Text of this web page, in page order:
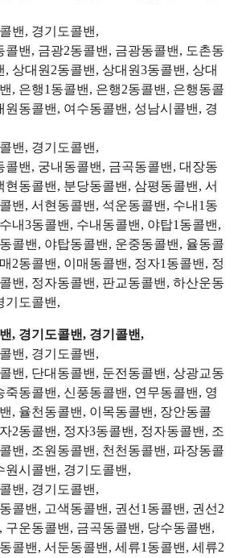
밴, 경기도콜밴,
콜밴, 금광2동콜밴, 금광동콜밴, 도촌동
, 상대원2동콜밴, 상대원3동콜밴, 상대
, 은행1동콜밴, 은행2동콜밴, 은행동콜
원동콜밴, 여수동콜밴, 성남시콜밴, 경
밴, 경기도콜밴,
콜밴, 궁내동콜밴, 금곡동콜밴, 대장동
현동콜밴, 분당동콜밴, 삼평동콜밴, 서
밴, 서현동콜밴, 석운동콜밴, 수내1동
내3동콜밴, 수내동콜밴, 야탑1동콜밴,
콜밴, 야탑동콜밴, 운중동콜밴, 율동콜
2동콜밴, 이매동콜밴, 정자1동콜밴, 정
밴, 정자동콜밴, 판교동콜밴, 하산운동
기도콜밴,
, 경기도콜밴, 경기콜밴,
밴, 경기도콜밴,
밴, 단대동콜밴, 둔전동콜밴, 상광교동
죽동콜밴, 신풍동콜밴, 연무동콜밴, 영
, 율천동콜밴, 이목동콜밴, 장안동콜
2동콜밴, 정자3동콜밴, 정자동콜밴, 조
밴, 조원동콜밴, 천천동콜밴, 파장동콜
원시콜밴, 경기도콜밴,
밴, 경기도콜밴,
콜밴, 고색동콜밴, 권선1동콜밴, 권선2
구운동콜밴, 금곡동콜밴, 당수동콜밴,
콜밴, 서둔동콜밴, 세류1동콜밴, 세류2